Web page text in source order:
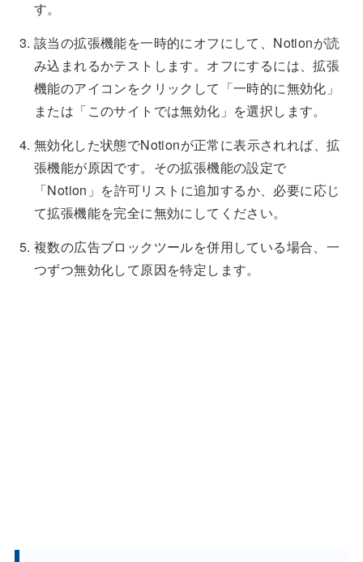
す。
該当の拡張機能を一時的にオフにして、Notionが読
み込まれるかテストします。オフにするには、拡張
機能のアイコンをクリックして「一時的に無効化」
または「このサイトでは無効化」を選択します。
無効化した状態でNotionが正常に表示されれば、拡
張機能が原因です。その拡張機能の設定で
「Notion」を許可リストに追加するか、必要に応じ
て拡張機能を完全に無効にしてください。
複数の広告ブロックツールを併用している場合、一
つずつ無効化して原因を特定します。